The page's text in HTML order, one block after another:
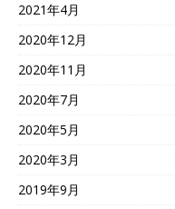
2021年4月
2020年12月
2020年11月
2020年7月
2020年5月
2020年3月
2019年9月